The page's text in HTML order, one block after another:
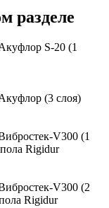
разделе
S-20 (1
(3 слоя)
V300 (1
Rigidur
V300 (2
Rigidur